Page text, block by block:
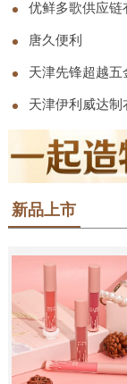
优鲜多歌供应链
唐久便利
天津先锋超越五
天津伊利威达制
新品上市